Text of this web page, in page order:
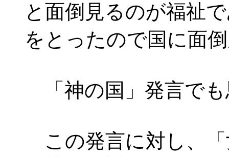
と面倒見るのが福祉
をとったので国に面
「神の国」発言でも
この発言に対し、「